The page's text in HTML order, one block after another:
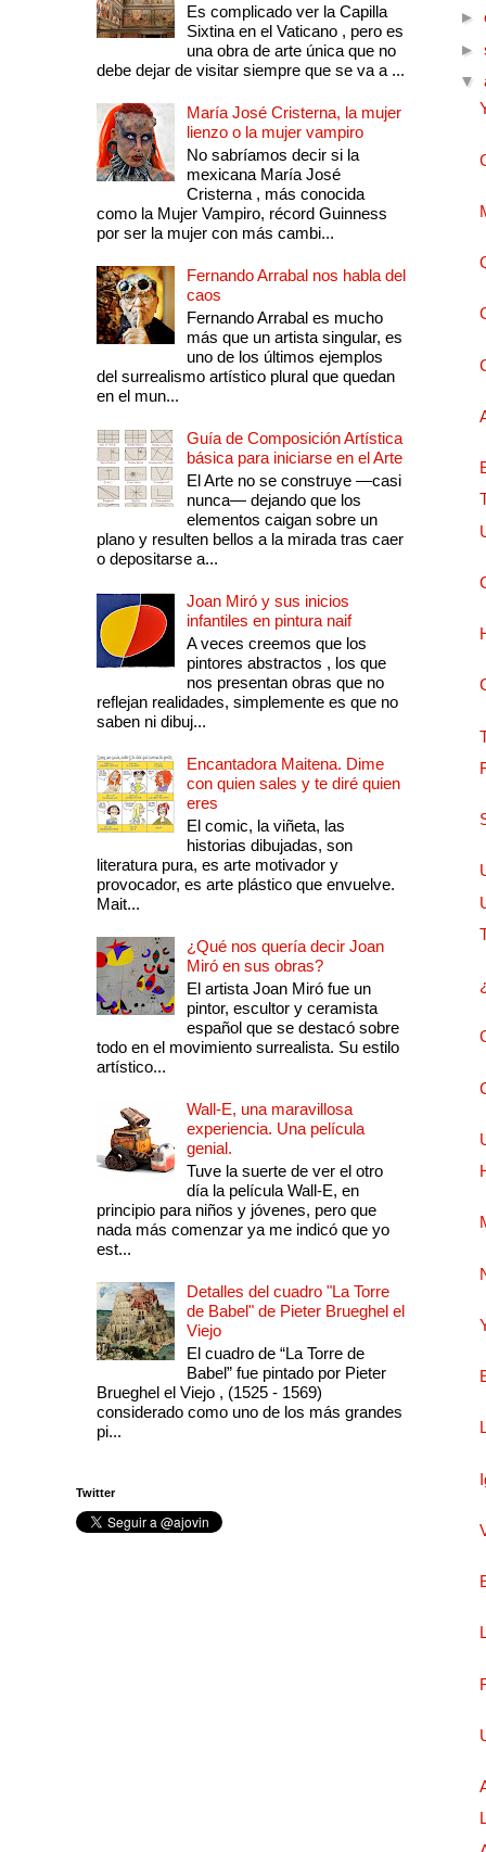
Es complicado ver la Capilla
Sixtina en el Vaticano , pero es
una obra de arte única que no
debe dejar de visitar siempre que se va a ...
María José Cristerna, la mujer
lienzo o la mujer vampiro
No sabríamos decir si la
mexicana María José
Cristerna , más conocida
como la Mujer Vampiro, récord Guinness
por ser la mujer con más cambi...
Fernando Arrabal nos habla del
caos
Fernando Arrabal es mucho
más que un artista singular, es
uno de los últimos ejemplos
del surrealismo artístico plural que quedan
en el mun...
Guía de Composición Artística
básica para iniciarse en el Arte
El Arte no se construye —casi
nunca— dejando que los
elementos caigan sobre un
plano y resulten bellos a la mirada tras caer
o depositarse a...
Joan Miró y sus inicios
infantiles en pintura naif
A veces creemos que los
pintores abstractos , los que
nos presentan obras que no
reflejan realidades, simplemente es que no
saben ni dibuj...
Encantadora Maitena. Dime
con quien sales y te diré quien
eres
El comic, la viñeta, las
historias dibujadas, son
literatura pura, es arte motivador y
provocador, es arte plástico que envuelve.
Mait...
¿Qué nos quería decir Joan
Miró en sus obras?
El artista Joan Miró fue un
pintor, escultor y ceramista
español que se destacó sobre
todo en el movimiento surrealista. Su estilo
artístico...
Wall-E, una maravillosa
experiencia. Una película
genial.
Tuve la suerte de ver el otro
día la película Wall-E, en
principio para niños y jóvenes, pero que
nada más comenzar ya me indicó que yo
est...
Detalles del cuadro "La Torre
de Babel" de Pieter Brueghel el
Viejo
El cuadro de “La Torre de
Babel” fue pintado por Pieter
Brueghel el Viejo , (1525 - 1569)
considerado como uno de los más grandes
pi...
Twitter
►
►
▼